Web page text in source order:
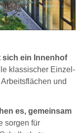
sich ein Innenhof
klassischer Einzel-
und
es, gemeinsam
sorgen für